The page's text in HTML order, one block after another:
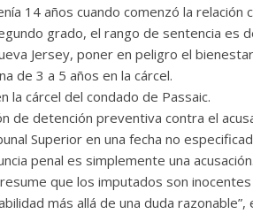
14 años cuando comenzó la relación
grado, el rango de sentencia es
Jersey, poner en peligro el
de 3 a 5 años en la cárcel.
la cárcel del condado de Passaic.
de detención preventiva contra el
Superior en una fecha no
penal es simplemente una acusación.
que los imputados son
más allá de una duda razonable”,